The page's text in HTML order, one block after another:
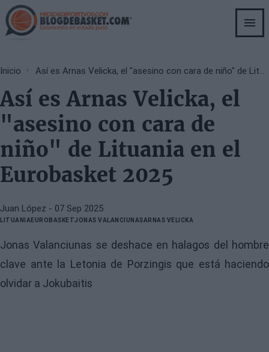
Skip
to
main
Breadcrumb
Inicio Así es Arnas Velicka, el "asesino con cara de niño" de Lituania en el Eurobasket 2025
Así es Arnas Velicka, el
"asesino con cara de
niño" de Lituania en el
Eurobasket 2025
Juan López - 07 Sep 2025
LITUANIAEUROBASKETJONAS VALANCIUNASARNAS VELICKA
Jonas Valanciunas se deshace en halagos del hombre
clave ante la Letonia de Porzingis que está haciendo
olvidar a Jokubaitis